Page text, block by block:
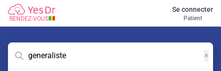
RENDEZ-VOUS
Se connecter
Patient
×